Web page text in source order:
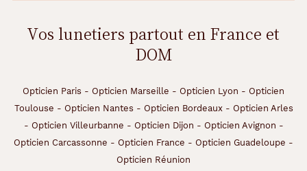
Dimensions
de
monture
Vos lunetiers partout en France et
DOM
Opticien Paris - Opticien Marseille - Opticien Lyon - Opticien
Toulouse - Opticien Nantes - Opticien Bordeaux- Opticien Arles
- Opticien Villeurbanne - Opticien Dijon - Opticien Avignon -
Opticien Carcassonne - Opticien France - Opticien Guadeloupe -
Opticien Réunion